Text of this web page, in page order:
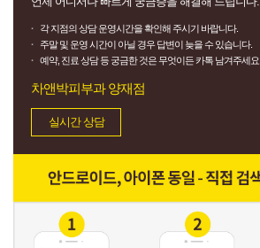
각 지점의 상담 운영시간을 확인해 주시기 바랍니다.
주말 및 운영 시간이 아닐 경우 답변이 늦을 수 있습니다.
예약, 진료 상담 등 궁금한 것은 무엇이든 카톡 남겨주세요.
차앤박피부과 양재점
실시간 상담